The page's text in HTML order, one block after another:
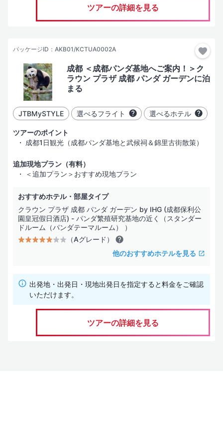
（SLグレード）
（Lグレード）
一般的な評価基準における「豪華・デラックスホテル」
（Aグレード）
「十分に快適な滞在」が可能と考えるホテル。部屋はやや手狭に
なることがある
（Bグレード）
「安心して宿泊できかつコストパフォーマンスの高い」ホテル
（Cグレード）
学生向けのツアーや、激安・格安と言われるツアーなどで使用す
る経済的なホテル
価格優先型のサービス・施設内容
（Eグレード）
サービス・施設は効率を重視した最低限の装備
コネクティングルーム
水上コテージ
ツアーの詳細を見る
パッケージID：AKB01/KCTUA0002A
成都 ＜成都パンダ基地へご案内！＞ク
ラウン プラザ 成都 パンダ ガーデンに泊
まる
JTBMySTYLE 選べるフライト 選べるホテル
ツアーのポイント
成都1日観光（成都パンダ基地と武候祠＆錦里古街散策）
追加現地プラン（有料）
＜追加プラン＞おすすめ現地プラン
おすすめホテル・部屋タイプ
クラウン プラザ 成都 パンダ ガーデン by IHG (成都保利公
園皇冠假日酒店) - パンダ繁殖研究基地の近く（スタンダー
ドルーム（パンダテーマルーム） ）
（Aグレード）
他のおすすめホテルを見る
出発地・出発日・現地出発日を指定すると料金をご確認
いただけます。
ツアーの詳細を見る